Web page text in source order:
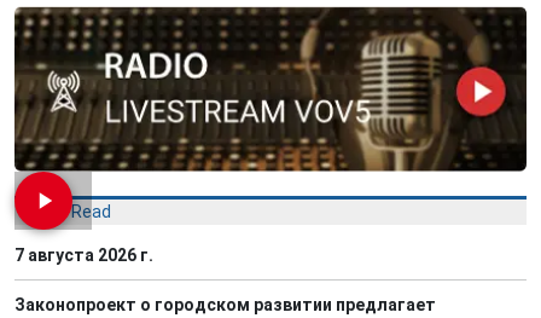
Most Read
7 августа 2026 г.
Законопроект о городском развитии предлагает